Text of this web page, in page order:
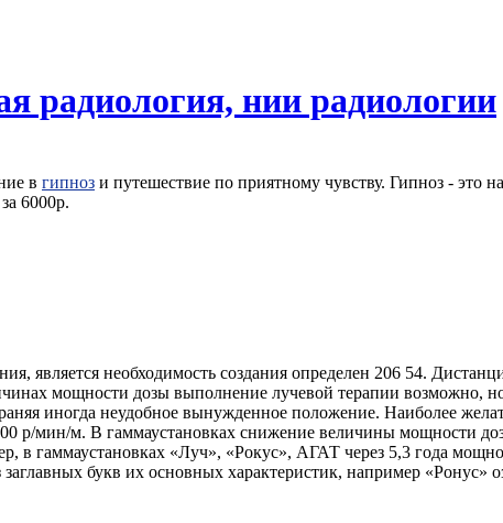
радиология, нии радиологии
в гипноз и путешествие по приятному чувству. Гипноз - это
6000р.
является необходимость создания определен 206 54.
мощности дозы выполнение лучевой терапии возможно, но
иногда неудобное вынужденное положение. Наиболее
р/мин/м. В гаммаустановках снижение величины мощности
в гаммаустановках «Луч», «Рокус», АГАТ через 5,3 года
букв их основных характеристик, например «Ронус»